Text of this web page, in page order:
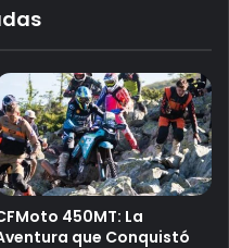
450MT: La
que Conquistó